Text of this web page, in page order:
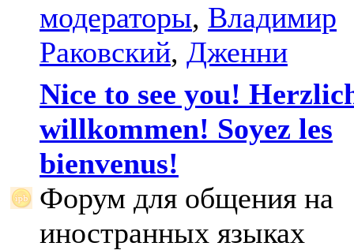
модераторы, Владимир
Раковский, Дженни
Nice to see you!
willkommen! Soyez les
bienvenus!
Форум для общения на
иностранных языках